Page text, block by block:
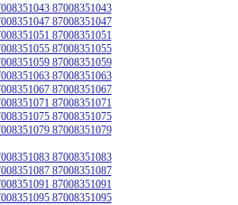
87008351043
87008351047
87008351051
87008351055
87008351059
87008351063
87008351067
87008351071
87008351075
87008351079
87008351083
87008351087
87008351091
87008351095